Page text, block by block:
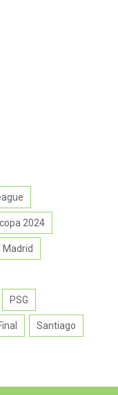
2024
Madrid
PSG
Santiago